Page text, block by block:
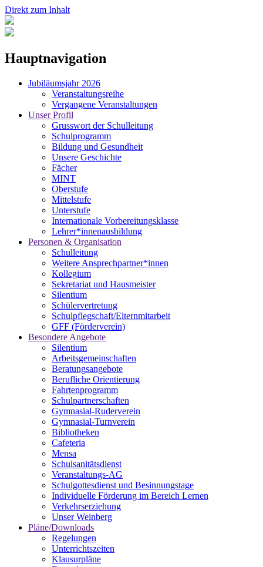
Direkt zum Inhalt
Hauptnavigation
Jubiläumsjahr 2026
Veranstaltungsreihe
Vergangene Veranstaltungen
Unser Profil
Grusswort der Schulleitung
Schulprogramm
Bildung und Gesundheit
Unsere Geschichte
Fächer
MINT
Oberstufe
Mittelstufe
Unterstufe
Internationale Vorbereitungsklasse
Lehrer*innenausbildung
Personen & Organisation
Schulleitung
Weitere Ansprechpartner*innen
Kollegium
Sekretariat und Hausmeister
Silentium
Schülervertretung
Schulpflegschaft/Elternmitarbeit
GFF (Förderverein)
Besondere Angebote
Silentium
Arbeitsgemeinschaften
Beratungsangebote
Berufliche Orientierung
Fahrtenprogramm
Schulpartnerschaften
Gymnasial-Ruderverein
Gymnasial-Turnverein
Bibliotheken
Cafeteria
Mensa
Schulsanitätsdienst
Veranstaltungs-AG
Schulgottesdienst und Besinnungstage
Individuelle Förderung im Bereich Lernen
Verkehrserziehung
Unser Weinberg
Pläne/Downloads
Regelungen
Unterrichtszeiten
Klausurpläne